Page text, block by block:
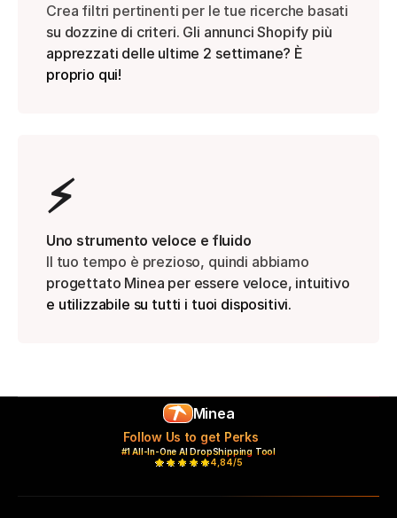
Crea filtri pertinenti per le tue ricerche basati
su dozzine di criteri. Gli annunci Shopify più
apprezzati delle ultime 2 settimane? È
proprio qui!
⚡️
Uno strumento veloce e fluido
Il tuo tempo è prezioso, quindi abbiamo
progettato Minea per essere veloce, intuitivo
e utilizzabile su tutti i tuoi dispositivi.
Minea
Follow Us to get Perks
#1 All-In-One AI DropShipping Tool
4,84/5